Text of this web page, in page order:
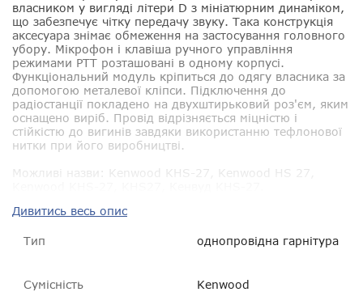
власником у вигляді літери D з мініатюрним динаміком,
що забезпечує чітку передачу звуку. Така конструкція
аксесуара знімає обмеження на застосування головного
убору. Мікрофон і клавіша ручного управління
режимами PTT розташовані в одному корпусі.
Функціональний модуль кріпиться до одягу власника за
допомогою металевої кліпси. Підключення до
радіостанції покладено на двухштирьковий роз'єм, яким
оснащено виріб. Провід відрізняється міцністю і
стійкістю до вигинів завдяки використанню тефлонової
нитки при його виробництві.
Можливі назви
: Kenwood KHS-27, Kenwood HS 27,
Дивитись весь опис
Тип однопровідна гарнітура
Сумісність Kenwood